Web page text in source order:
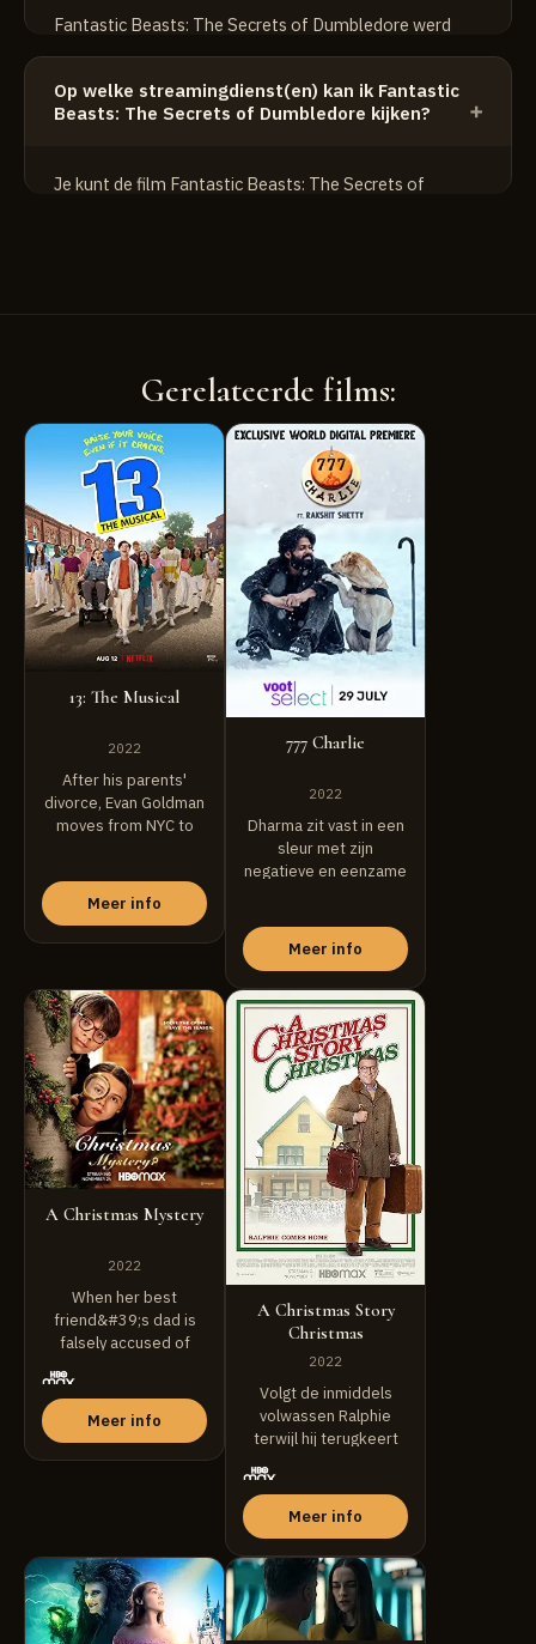
Fantastic Beasts: The Secrets of Dumbledore werd
geregisseerd door David Yates.
Op welke streamingdienst(en) kan ik Fantastic
Beasts: The Secrets of Dumbledore kijken?
Je kunt de film Fantastic Beasts: The Secrets of
Gerelateerde films:
13: The Musical
2022
After his parents'
divorce, Evan Goldman
moves from NYC to
Meer info
777 Charlie
2022
Dharma zit vast in een
sleur met zijn
negatieve en eenzame
Meer info
A Christmas Mystery
2022
When her best
friend&#39;s dad is
falsely accused of
Meer info
A Christmas Story
Christmas
2022
Volgt de inmiddels
volwassen Ralphie
terwijl hij terugkeert
Meer info